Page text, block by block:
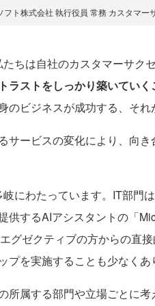
フト株式会社 執行役員 常務 カスタマー
ちは自社のカスタマーサク
ラストをしっかり築いていく
のビジネスが成功する、それ
サービスの変化により、向き
にわたっています。IT部門
供するAIアシスタントの「
グゼクティブの方からの直
プを実施することも少なくあ
所属する部門や立場ごとに